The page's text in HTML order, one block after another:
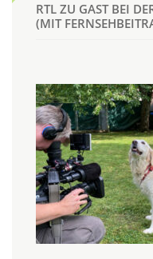
RTL ZU GAST BEI
(MIT